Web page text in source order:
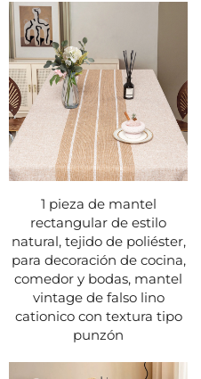
1 pieza de mantel
rectangular de estilo
natural, tejido de poliéster,
para decoración de cocina,
comedor y bodas, mantel
vintage de falso lino
cationico con textura tipo
punzón